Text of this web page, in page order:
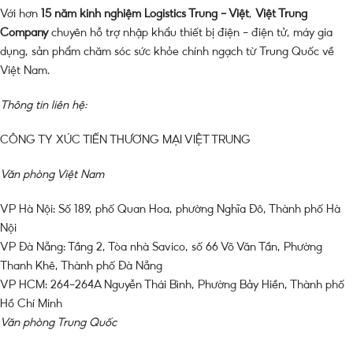
Với hơn 15 năm kinh nghiệm Logistics Trung – Việt, Việt Trung
Companychuyên hỗ trợ nhập khẩu thiết bị điện – điện tử, máy gia
dụng, sản phẩm chăm sóc sức khỏe chính ngạch từ Trung Quốc về
Việt Nam.
Thông tin liên hệ:
CÔNG TY XÚC TIẾN THƯƠNG MẠI VIỆT TRUNG
Văn phòng Việt Nam
VP Hà Nội: Số 189, phố Quan Hoa, phường Nghĩa Đô, Thành phố Hà
Nội
VP Đà Nẵng: Tầng 2, Tòa nhà Savico, số 66 Võ Văn Tần, Phường
Thanh Khê, Thành phố Đà Nẵng
VP HCM: 264-264A Nguyễn Thái Bình, Phường Bảy Hiền, Thành phố
Hồ Chí Minh
Văn phòng Trung Quốc